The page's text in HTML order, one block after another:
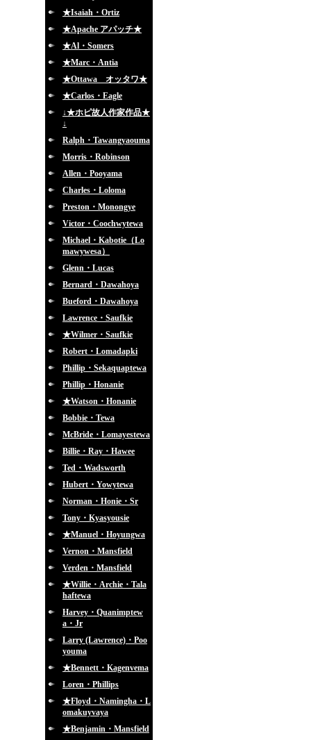
★Isaiah・Ortiz
★Apache アパッチ★
★Al・Somers
★Marc・Antia
★Ottawa オッタワ★
★Carlos・Eagle
↓★ホピ故人作家作品★
↓
Ralph・Tawangyaouma
Morris・Robinson
Allen・Pooyama
Charles・Loloma
Preston・Monongye
Victor・Coochwytewa
Michael・Kabotie（Lo
mawywesa）
Glenn・Lucas
Bernard・Dawahoya
Bueford・Dawahoya
Lawrence・Saufkie
★Wilmer・Saufkie
Robert・Lomadapki
Phillip・Sekaquaptewa
Phillip・Honanie
★Watson・Honanie
Bobbie・Tewa
McBride・Lomayestewa
Billie・Ray・Hawee
Ted・Wadsworth
Hubert・Yowytewa
Norman・Honie・Sr
Tony・Kyasyousie
★Manuel・Hoyungwa
Vernon・Mansfield
Verden・Mansfield
★Willie・Archie・Tala
haftewa
Harvey・Quanimptew
a・Jr
Larry (Lawrence)・Poo
youma
★Bennett・Kagenvema
Loren・Phillips
★Floyd・Namingha・L
omakuyvaya
★Benjamin・Mansfield